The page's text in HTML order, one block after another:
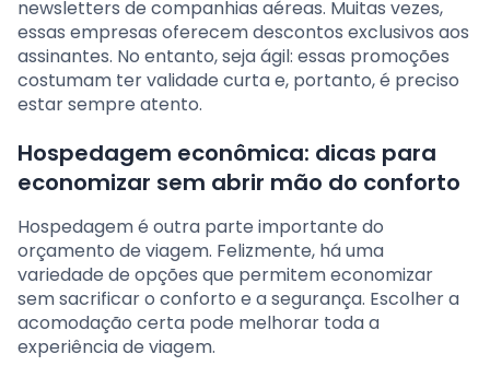
newsletters de companhias aéreas. Muitas vezes,
essas empresas oferecem descontos exclusivos aos
assinantes. No entanto, seja ágil: essas promoções
costumam ter validade curta e, portanto, é preciso
estar sempre atento.
Hospedagem econômica: dicas para
economizar sem abrir mão do conforto
Hospedagem é outra parte importante do
orçamento de viagem. Felizmente, há uma
variedade de opções que permitem economizar
sem sacrificar o conforto e a segurança. Escolher a
acomodação certa pode melhorar toda a
experiência de viagem.